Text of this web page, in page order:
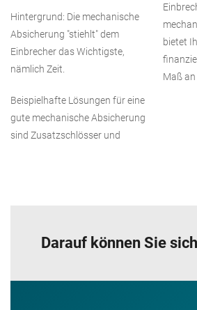
Hintergrund: Die mechanische
Absicherung "stiehlt" dem
Einbrecher das Wichtigste,
nämlich Zeit.
Beispielhafte Lösungen für eine
gute mechanische Absicherung
sind Zusatzschlösser und
bietet
Maß
Darauf können Sie